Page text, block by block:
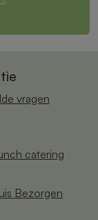
vragen
catering
Bezorgen